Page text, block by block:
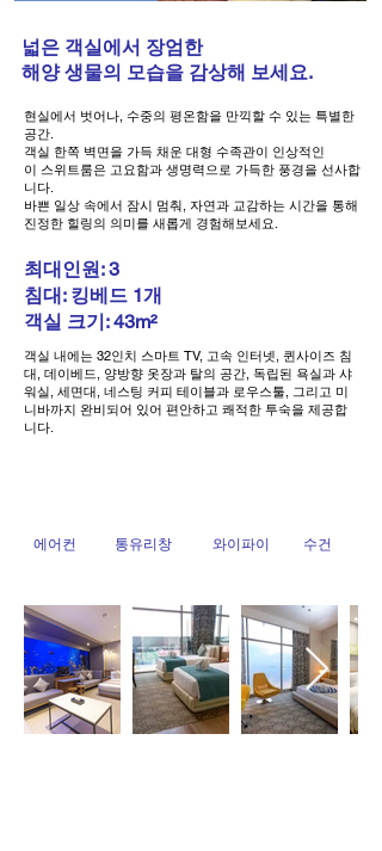
넓은 객실에서 장엄한
해양 생물의 모습을 감상해 보세요.
현실에서 벗어나, 수중의 평온함을 만끽할 수 있는 특별한
공간.
객실 한쪽 벽면을 가득 채운 대형 수족관이 인상적인
이 스위트룸은 고요함과 생명력으로 가득한 풍경을 선사합
니다.
바쁜 일상 속에서 잠시 멈춰, 자연과 교감하는 시간을 통해
진정한 힐링의 의미를 새롭게 경험해보세요.
최대인원: 3
침대: 킹베드 1개
객실 크기: 43m²
객실 내에는 32인치 스마트 TV, 고속 인터넷, 퀸사이즈 침
대, 데이베드, 양방향 옷장과 탈의 공간, 독립된 욕실과 샤
워실, 세면대, 네스팅 커피 테이블과 로우스툴, 그리고 미
니바까지 완비되어 있어 편안하고 쾌적한 투숙을 제공합
니다.
에어컨 통유리창 와이파이 수건